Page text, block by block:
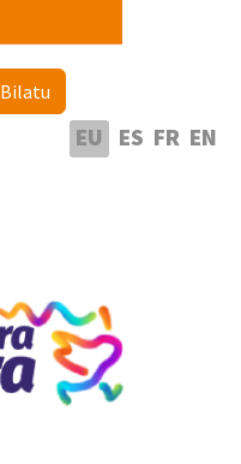
Bilatu
EU ES FR EN